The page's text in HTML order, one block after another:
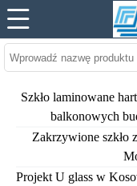
Szkło laminowane
balkonowych
Zakrzywione szkło
Projekt U glass w